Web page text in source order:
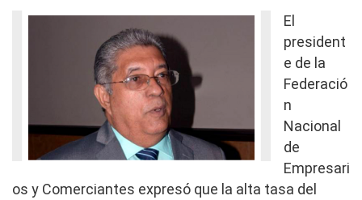
El
president
e de la
Federació
n
Nacional
de
Empresari
os y Comerciantes expresó que la alta tasa del